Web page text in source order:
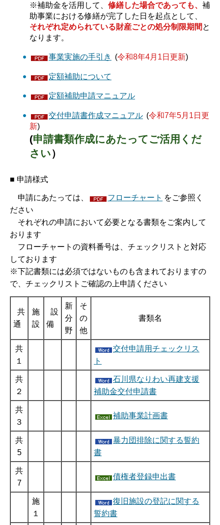
※補助金を活用して、 修繕した場合であっても、 補
助事業における修繕が完了した日を起点として、
それぞれ定められている財産ごとの処分制限期間 と
なります。
事業実施の手引き (令和8年4月1日更新)
定額補助について
定額補助申請マニュアル
交付申請書作成マニュアル (令和7年5月1日更
新)
(申請書類作成にあたってご活用くだ
さい）
■ 申請様式
申請にあたっては、 フローチャート をご参照く
ださい
それぞれの申請において必要となる書類をご案内して
おります
フローチャートの資料番号は、チェックリストと対応
しております
※下記書類には必須ではないものも含まれておりますの
で、チェックリストご確認の上申請ください
共
通
施
設
設
備
新
分
野
そ
の
他
書類名
共
１
交付申請用チェックリス
ト
共
２
石川県なりわい再建支援
補助金交付申請書
共
３
補助事業計画書
共
5
暴力団排除に関する誓約
書
共
7
債権者登録申出書
施
１
復旧施設の登記に関する
誓約書